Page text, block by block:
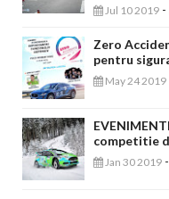
Jul 10 2019 -
Zero
pentru
May 24 2019
competitie
Jan 30 2019 -